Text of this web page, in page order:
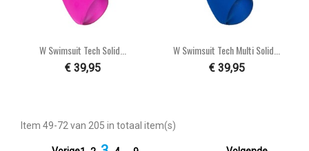
W Swimsuit Tech Solid...
€ 39,95
W Swimsuit Tech Multi Solid...
€ 39,95
Item 49-72 van 205 in totaal item(s)